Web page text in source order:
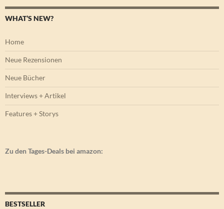
WHAT’S NEW?
Home
Neue Rezensionen
Neue Bücher
Interviews + Artikel
Features + Storys
Zu den Tages-Deals bei amazon:
BESTSELLER